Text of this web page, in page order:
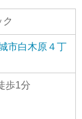
市白木原４丁
歩1分